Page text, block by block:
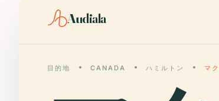
Audiala
目的地 CANADA ハミルトン マ